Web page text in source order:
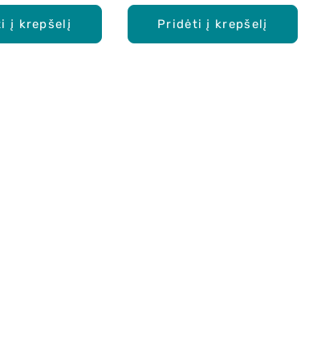
į krepšelį Pridėti į krepšelį